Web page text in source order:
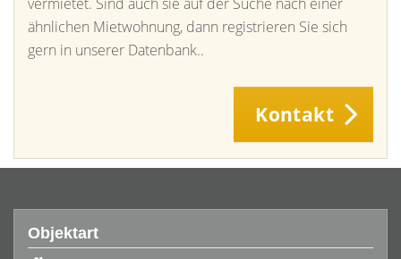
ähnlichen Mietwohnung, dann registrieren Sie sich
gern in unserer Datenbank..
Kontakt
Objektart